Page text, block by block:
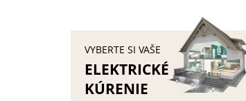
VYBERTE SI VAŠE
ELEKTRICKÉ
KÚRENIE